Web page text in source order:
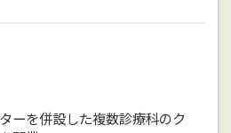
ーを併設した複数診療科のク